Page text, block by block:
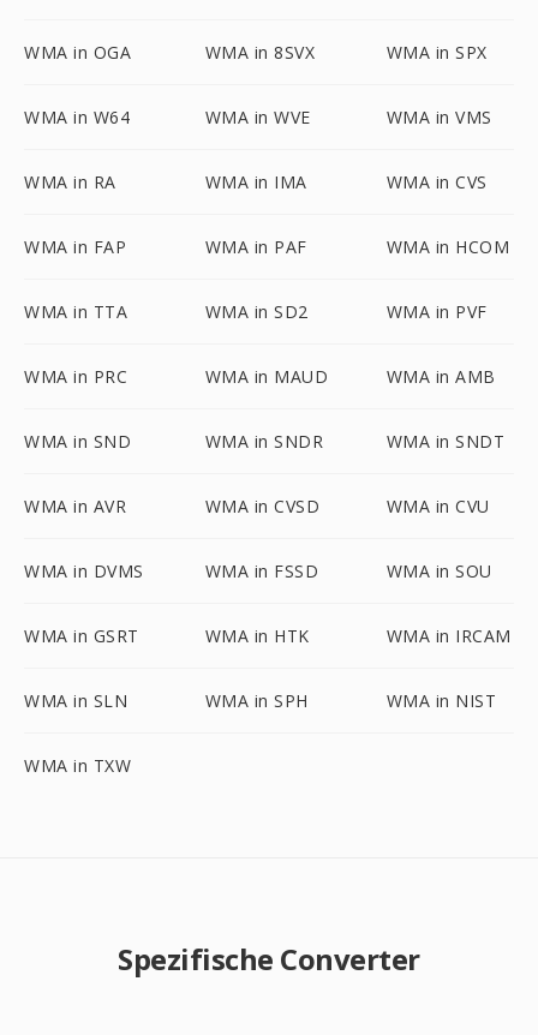
WMA in OGA WMA in 8SVX WMA in SPX
WMA in W64 WMA in WVE WMA in VMS
WMA in RA WMA in IMA WMA in CVS
WMA in FAP WMA in PAF WMA in HCOM
WMA in TTA WMA in SD2 WMA in PVF
WMA in PRC WMA in MAUD WMA in AMB
WMA in SND WMA in SNDR WMA in SNDT
WMA in AVR WMA in CVSD WMA in CVU
WMA in DVMS WMA in FSSD WMA in SOU
WMA in GSRT WMA in HTK WMA in IRCAM
WMA in SLN WMA in SPH WMA in NIST
WMA in TXW
Spezifische Converter